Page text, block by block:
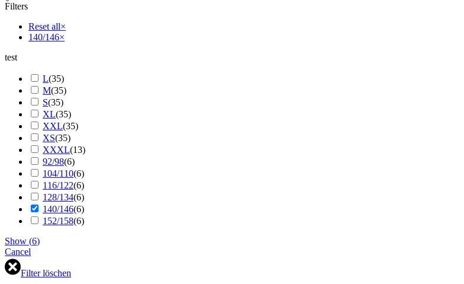
Filters
Reset all×
140/146×
test
L(35)
M(35)
S(35)
XL(35)
XXL(35)
XS(35)
XXXL(13)
92/98(6)
104/110(6)
116/122(6)
128/134(6)
140/146(6)
152/158(6)
Show (6)
Cancel
Filter löschen